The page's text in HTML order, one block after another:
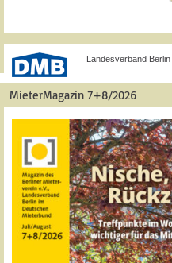
Landesverband
MieterMagazin 7+8/2026